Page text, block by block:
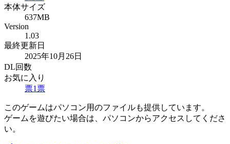
本体サイズ
637MB
Version
1.03
最終更新日
2025年10月26日
DL回数
お気に入り
票1 票
このゲームはパソコン用のファイルも提供しています。
ゲームを遊びたい場合は、パソコンからアクセスしてくださ
い。